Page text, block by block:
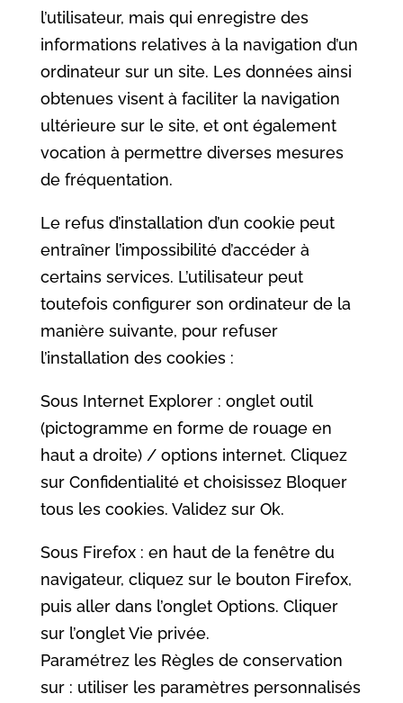
l’utilisateur, mais qui enregistre des
informations relatives à la navigation d’un
ordinateur sur un site. Les données ainsi
obtenues visent à faciliter la navigation
ultérieure sur le site, et ont également
vocation à permettre diverses mesures
de fréquentation.
Le refus d’installation d’un cookie peut
entraîner l’impossibilité d’accéder à
certains services. L’utilisateur peut
toutefois configurer son ordinateur de la
manière suivante, pour refuser
l’installation des cookies :
Sous Internet Explorer : onglet outil
(pictogramme en forme de rouage en
haut a droite) / options internet. Cliquez
sur Confidentialité et choisissez Bloquer
tous les cookies. Validez sur Ok.
Sous Firefox : en haut de la fenêtre du
navigateur, cliquez sur le bouton Firefox,
puis aller dans l’onglet Options. Cliquer
sur l’onglet Vie privée.
Paramétrez les Règles de conservation
sur : utiliser les paramètres personnalisés